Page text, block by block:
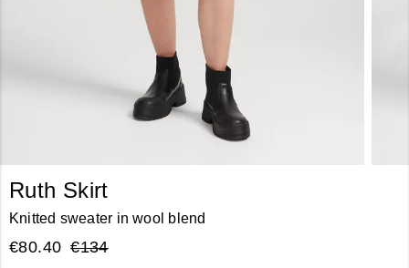
Ruth Skirt
Knitted sweater in wool blend
€80.40 €134